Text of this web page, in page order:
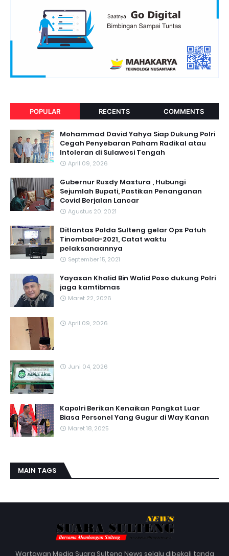
POPULAR RECENTS COMMENTS
Mohammad David Yahya Siap Dukung Polri
Cegah Penyebaran Paham Radikal atau
Intoleran di Sulawesi Tengah
April 09, 2026
Gubernur Rusdy Mastura , Hubungi
Sejumlah Bupati, Pastikan Penanganan
Covid Berjalan Lancar
Agustus 20, 2021
Ditlantas Polda Sulteng gelar Ops Patuh
Tinombala-2021, Catat waktu
pelaksanaannya
September 15, 2021
Yayasan Khalid Bin Walid Poso dukung Polri
jaga kamtibmas
Maret 22, 2026
April 09, 2026
Juni 04, 2026
Kapolri Berikan Kenaikan Pangkat Luar
Biasa Personel Yang Gugur di Way Kanan
Maret 18, 2025
MAIN TAGS
Wartawan Media Suara Sulteng News selalu dibekali tanda